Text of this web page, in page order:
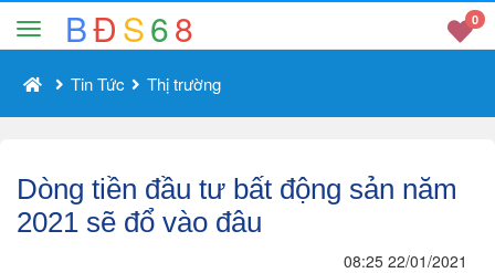
BĐS68 0
Tin Tức Thị trường
Dòng tiền đầu tư bất động sản năm
2021 sẽ đổ vào đâu
08:25 22/01/2021